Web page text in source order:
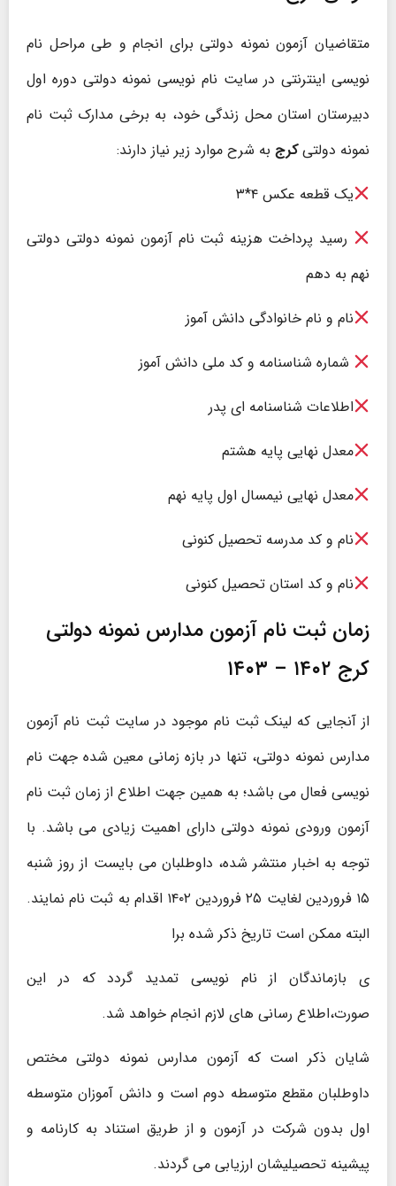
متقاضیان آزمون نمونه دولتی برای انجام و طی مراحل نام
نویسی اینترنتی در سایت نام نویسی نمونه دولتی دوره اول
دبیرستان استان محل زندگی خود، به برخی مدارک ثبت نام
نمونه دولتیکرج به شرح موارد زیر نیاز دارند:
یک قطعه عکس ۴*۳
رسید پرداخت هزینه ثبت نام آزمون نمونه دولتی دولتی
نهم به دهم
نام و نام خانوادگی دانش آموز
شماره شناسنامه و کد ملی دانش آموز
اطلاعات شناسنامه ای پدر
معدل نهایی پایه هشتم
معدل نهایی نیمسال اول پایه نهم
نام و کد مدرسه تحصیل کنونی
نام و کد استان تحصیل کنونی
زمان ثبت نام آزمون مدارس نمونه دولتی
کرج ۱۴۰۲ – ۱۴۰۳
از آنجایی که لینک ثبت نام موجود در سایت ثبت نام آزمون
مدارس نمونه دولتی، تنها در بازه زمانی معین شده جهت نام
نویسی فعال می باشد؛ به همین جهت اطلاع از زمان ثبت نام
آزمون ورودی نمونه دولتی دارای اهمیت زیادی می باشد. با
توجه به اخبار منتشر شده، داوطلبان می بایست از روز شنبه
۱۵ فروردین لغایت ۲۵ فروردین ۱۴۰۲ اقدام به ثبت نام نمایند.
البته ممکن است تاریخ ذکر شده برا
ی بازماندگان از نام نویسی تمدید گردد که در این
صورت،اطلاع رسانی های لازم انجام خواهد شد.
شایان ذکر است که آزمون مدارس نمونه دولتی مختص
داوطلبان مقطع متوسطه دوم است و دانش آموزان متوسطه
اول بدون شرکت در آزمون و از طریق استناد به کارنامه و
پیشینه تحصیلیشان ارزیابی می گردند.